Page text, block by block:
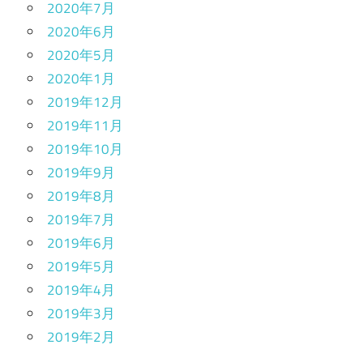
2020年7月
2020年6月
2020年5月
2020年1月
2019年12月
2019年11月
2019年10月
2019年9月
2019年8月
2019年7月
2019年6月
2019年5月
2019年4月
2019年3月
2019年2月